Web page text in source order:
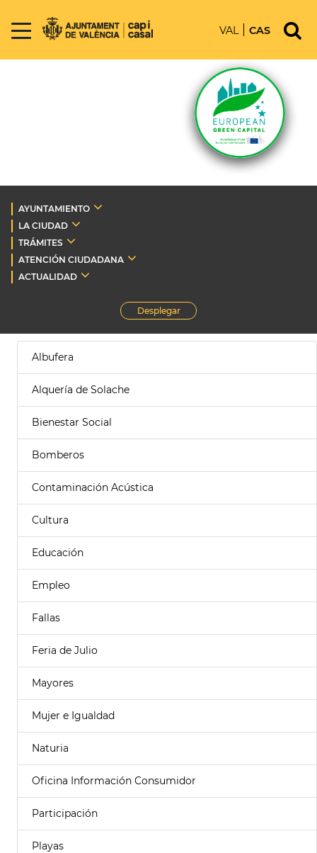
VAL CAS
AYUNTAMIENTO
LA CIUDAD
TRÁMITES
ATENCIÓN CIUDADANA
ACTUALIDAD
Desplegar
Albufera
Alquería de Solache
Bienestar Social
Bomberos
Contaminación Acústica
Cultura
Educación
Empleo
Fallas
Feria de Julio
Mayores
Mujer e Igualdad
Naturia
Oficina Información Consumidor
Participación
Playas